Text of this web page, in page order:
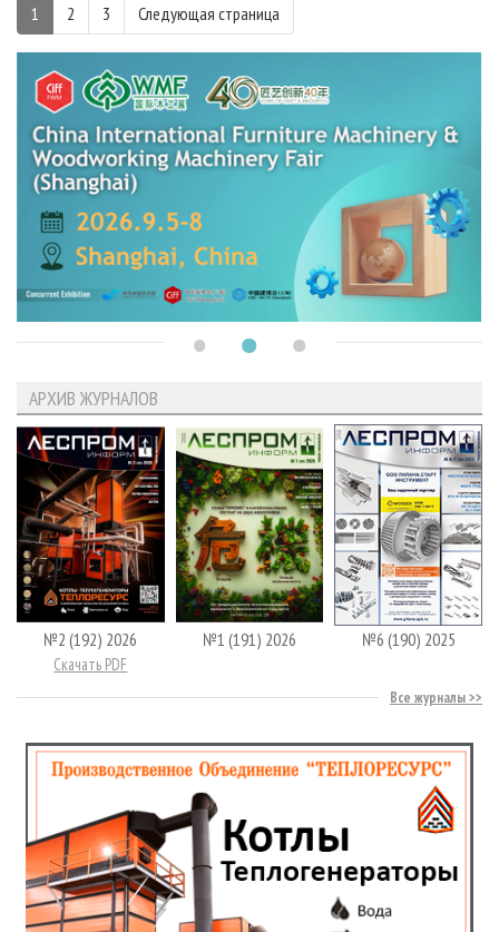
1 2 3 Следующая страница
АРХИВ ЖУРНАЛОВ
№2 (192) 2026
Скачать PDF
№1 (191) 2026 №6 (190) 2025
Все журналы